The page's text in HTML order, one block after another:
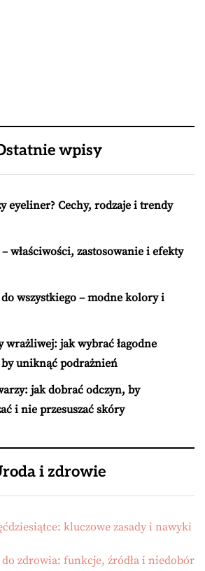
wpisy
eyeliner? Cechy, rodzaje i trendy
właściwości, zastosowanie i efekty
wszystkiego – modne kolory i
wrażliwej: jak wybrać łagodne
uniknąć podrażnień
jak dobrać odczyn, by
i nie przesuszać skóry
i zdrowie
kluczowe zasady i nawyki
zdrowia: funkcje, źródła i niedobór